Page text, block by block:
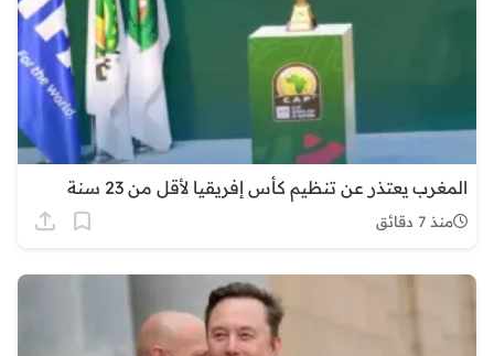
المغرب يعتذر عن تنظيم كأس إفريقيا لأقل من 23 سنة
منذ 7 دقائق